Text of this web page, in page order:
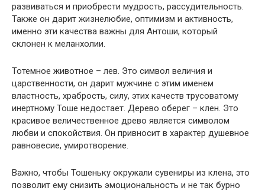
развиваться и приобрести мудрость, рассудительность.
Также он дарит жизнелюбие, оптимизм и активность,
именно эти качества важны для Антоши, который
склонен к меланхолии.
Тотемное животное – лев. Это символ величия и
царственности, он дарит мужчине с этим именем
властность, храбрость, силу, этих качеств трусоватому
инертному Тоше недостает. Дерево оберег – клен. Это
красивое величественное древо является символом
любви и спокойствия. Он привносит в характер душевное
равновесие, умиротворение.
Важно, чтобы Тошеньку окружали сувениры из клена, это
позволит ему снизить эмоциональность и не так бурно